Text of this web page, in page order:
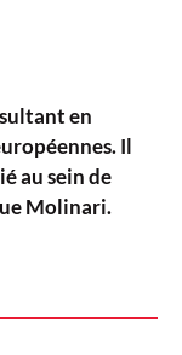
en
Il
au sein de
Molinari.